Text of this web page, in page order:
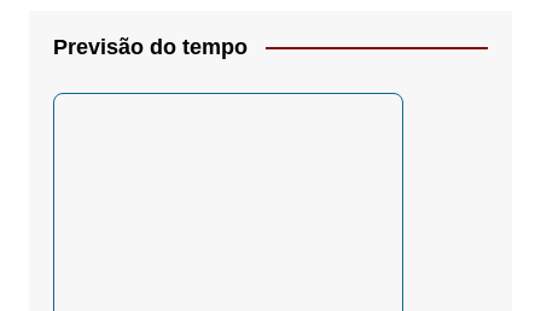
Previsão do tempo